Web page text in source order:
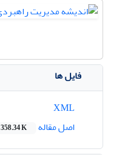
فایل ها
اصل مقاله
358.34 K